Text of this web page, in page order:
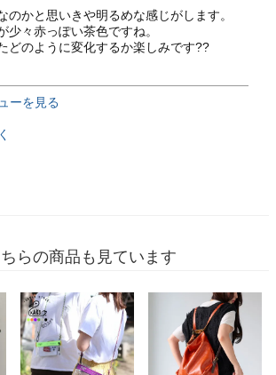
のかと思いきや明るめな感じがします。
少々赤っぽい茶色ですね。
どのように変化するか楽しみです??
ーを見る
らの商品も見ています